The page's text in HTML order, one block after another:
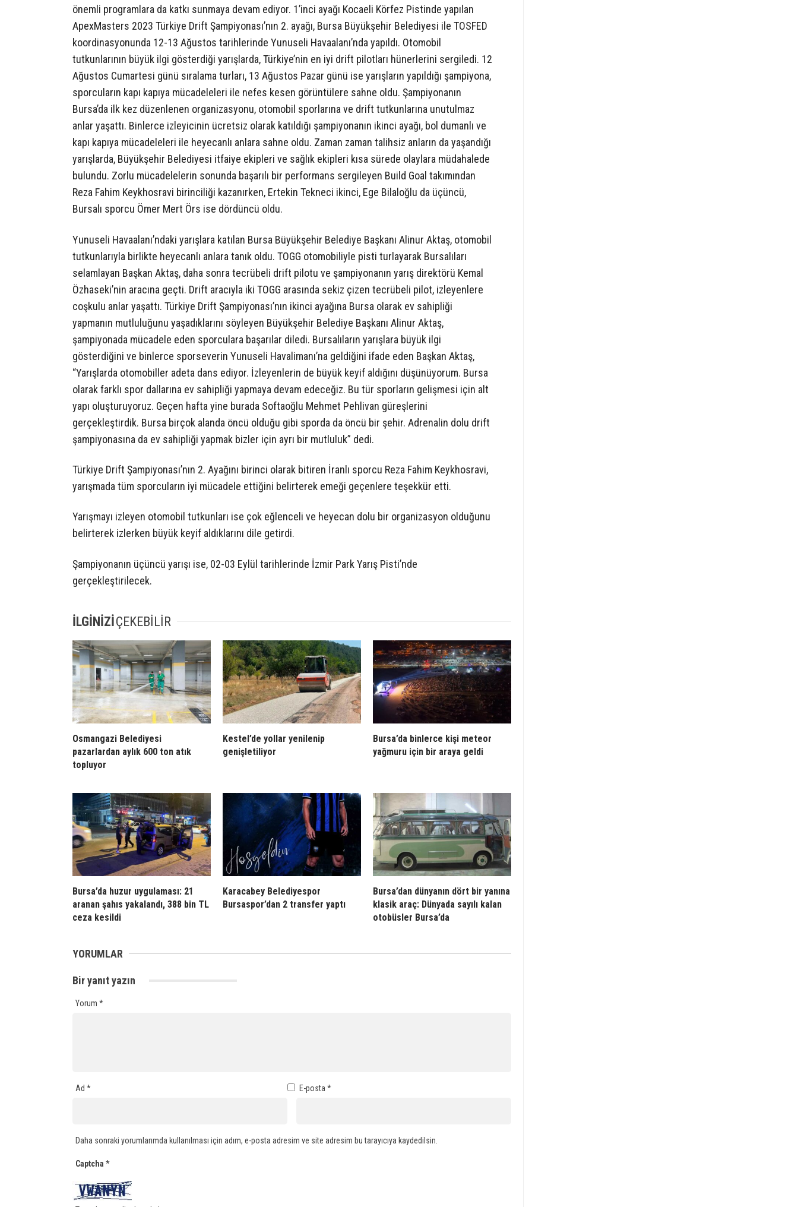
önemli programlara da katkı sunmaya devam ediyor. 1’inci ayağı Kocaeli Körfez Pistinde yapılan
ApexMasters 2023 Türkiye Drift Şampiyonası’nın 2. ayağı, Bursa Büyükşehir Belediyesi ile TOSFED
koordinasyonunda 12-13 Ağustos tarihlerinde Yunuseli Havaalanı’nda yapıldı. Otomobil
tutkunlarının büyük ilgi gösterdiği yarışlarda, Türkiye’nin en iyi drift pilotları hünerlerini sergiledi. 12
Ağustos Cumartesi günü sıralama turları, 13 Ağustos Pazar günü ise yarışların yapıldığı şampiyona,
sporcuların kapı kapıya mücadeleleri ile nefes kesen görüntülere sahne oldu. Şampiyonanın
Bursa’da ilk kez düzenlenen organizasyonu, otomobil sporlarına ve drift tutkunlarına unutulmaz
anlar yaşattı. Binlerce izleyicinin ücretsiz olarak katıldığı şampiyonanın ikinci ayağı, bol dumanlı ve
kapı kapıya mücadeleleri ile heyecanlı anlara sahne oldu. Zaman zaman talihsiz anların da yaşandığı
yarışlarda, Büyükşehir Belediyesi itfaiye ekipleri ve sağlık ekipleri kısa sürede olaylara müdahalede
bulundu. Zorlu mücadelelerin sonunda başarılı bir performans sergileyen Build Goal takımından
Reza Fahim Keykhosravi birinciliği kazanırken, Ertekin Tekneci ikinci, Ege Bilaloğlu da üçüncü,
Bursalı sporcu Ömer Mert Örs ise dördüncü oldu.
Yunuseli Havaalanı’ndaki yarışlara katılan Bursa Büyükşehir Belediye Başkanı Alinur Aktaş, otomobil
tutkunlarıyla birlikte heyecanlı anlara tanık oldu. TOGG otomobiliyle pisti turlayarak Bursalıları
selamlayan Başkan Aktaş, daha sonra tecrübeli drift pilotu ve şampiyonanın yarış direktörü Kemal
Özhaseki’nin aracına geçti. Drift aracıyla iki TOGG arasında sekiz çizen tecrübeli pilot, izleyenlere
coşkulu anlar yaşattı. Türkiye Drift Şampiyonası’nın ikinci ayağına Bursa olarak ev sahipliği
yapmanın mutluluğunu yaşadıklarını söyleyen Büyükşehir Belediye Başkanı Alinur Aktaş,
şampiyonada mücadele eden sporculara başarılar diledi. Bursalıların yarışlara büyük ilgi
gösterdiğini ve binlerce sporseverin Yunuseli Havalimanı’na geldiğini ifade eden Başkan Aktaş,
“Yarışlarda otomobiller adeta dans ediyor. İzleyenlerin de büyük keyif aldığını düşünüyorum. Bursa
olarak farklı spor dallarına ev sahipliği yapmaya devam edeceğiz. Bu tür sporların gelişmesi için alt
yapı oluşturuyoruz. Geçen hafta yine burada Softaoğlu Mehmet Pehlivan güreşlerini
gerçekleştirdik. Bursa birçok alanda öncü olduğu gibi sporda da öncü bir şehir. Adrenalin dolu drift
şampiyonasına da ev sahipliği yapmak bizler için ayrı bir mutluluk” dedi.
Türkiye Drift Şampiyonası’nın 2. Ayağını birinci olarak bitiren İranlı sporcu Reza Fahim Keykhosravi,
yarışmada tüm sporcuların iyi mücadele ettiğini belirterek emeği geçenlere teşekkür etti.
Yarışmayı izleyen otomobil tutkunları ise çok eğlenceli ve heyecan dolu bir organizasyon olduğunu
belirterek izlerken büyük keyif aldıklarını dile getirdi.
Şampiyonanın üçüncü yarışı ise, 02-03 Eylül tarihlerinde İzmir Park Yarış Pisti’nde
gerçekleştirilecek.
İLGİNİZİÇEKEBİLİR
Osmangazi Belediyesi
pazarlardan aylık 600 ton atık
topluyor
Kestel’de yollar yenilenip
genişletiliyor
Bursa’da binlerce kişi meteor
yağmuru için bir araya geldi
Bursa’da huzur uygulaması: 21
aranan şahıs yakalandı, 388 bin TL
ceza kesildi
Karacabey Belediyespor
Bursaspor’dan 2 transfer yaptı
Bursa’dan dünyanın dört bir yanına
klasik araç: Dünyada sayılı kalan
otobüsler Bursa’da
YORUMLAR
Bir yanıt yazın
Yorum *
Ad * E-posta *
Daha sonraki yorumlarımda kullanılması için adım, e-posta adresim ve site adresim bu tarayıcıya kaydedilsin.
Captcha *